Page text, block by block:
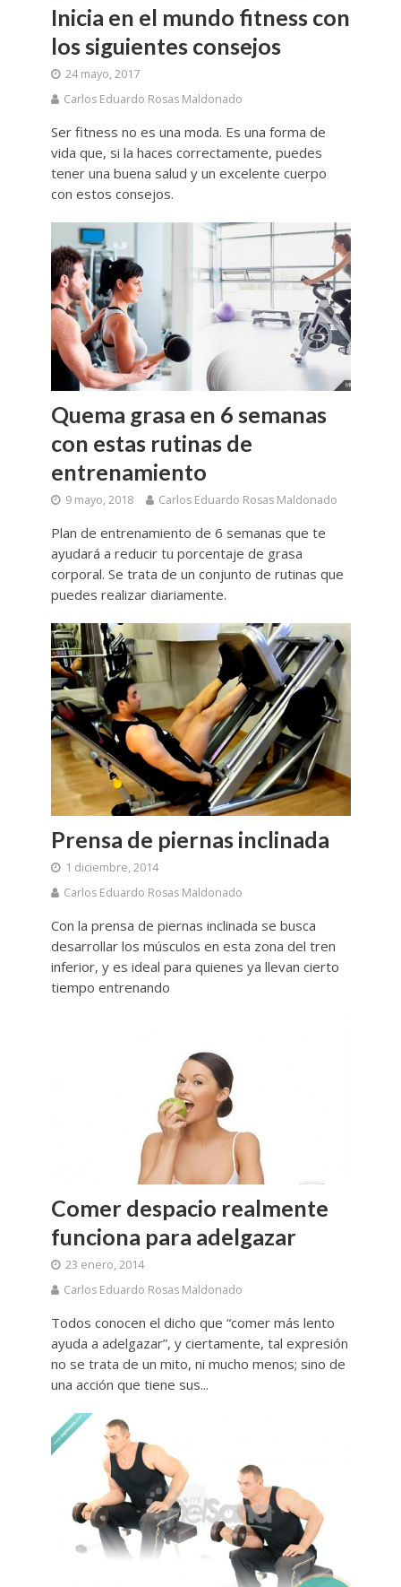
Inicia en el mundo fitness con
los siguientes consejos
24 mayo, 2017
Carlos Eduardo Rosas Maldonado
Ser fitness no es una moda. Es una forma de
vida que, si la haces correctamente, puedes
tener una buena salud y un excelente cuerpo
con estos consejos.
Quema grasa en 6 semanas
con estas rutinas de
entrenamiento
9 mayo, 2018 Carlos Eduardo Rosas Maldonado
Plan de entrenamiento de 6 semanas que te
ayudará a reducir tu porcentaje de grasa
corporal. Se trata de un conjunto de rutinas que
puedes realizar diariamente.
Prensa de piernas inclinada
1 diciembre, 2014
Carlos Eduardo Rosas Maldonado
Con la prensa de piernas inclinada se busca
desarrollar los músculos en esta zona del tren
inferior, y es ideal para quienes ya llevan cierto
tiempo entrenando
Comer despacio realmente
funciona para adelgazar
23 enero, 2014
Carlos Eduardo Rosas Maldonado
Todos conocen el dicho que “comer más lento
ayuda a adelgazar”, y ciertamente, tal expresión
no se trata de un mito, ni mucho menos; sino de
una acción que tiene sus...